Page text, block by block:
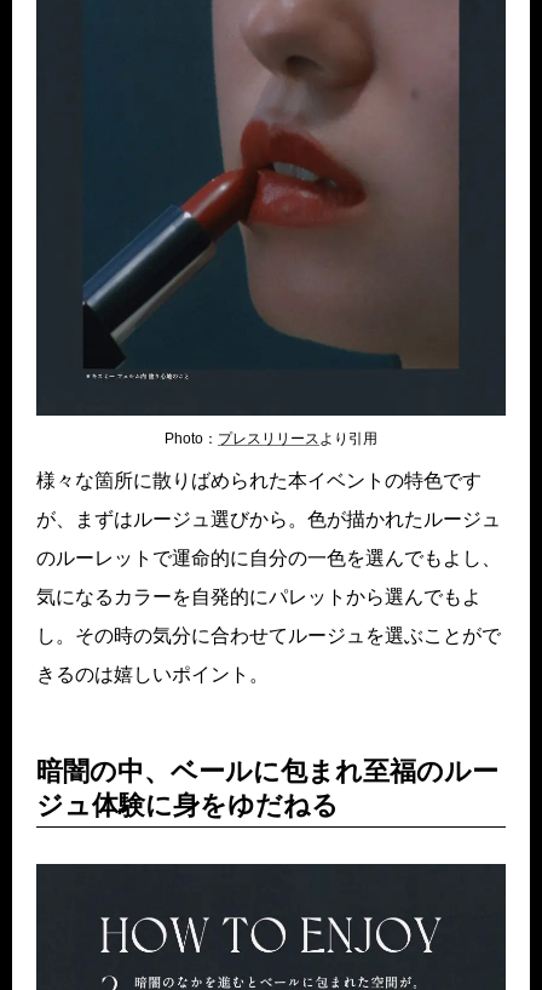
Photo： プレスリリースより引用
様々な箇所に散りばめられた本イベントの特色です
が、まずはルージュ選びから。色が描かれたルージュ
のルーレットで運命的に自分の一色を選んでもよし、
気になるカラーを自発的にパレットから選んでもよ
し。その時の気分に合わせてルージュを選ぶことがで
きるのは嬉しいポイント。
暗闇の中、ベールに包まれ至福のルー
ジュ体験に身をゆだねる